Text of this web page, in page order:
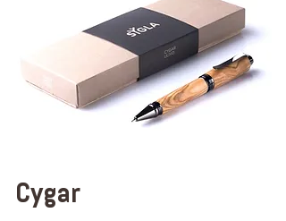
Cygar